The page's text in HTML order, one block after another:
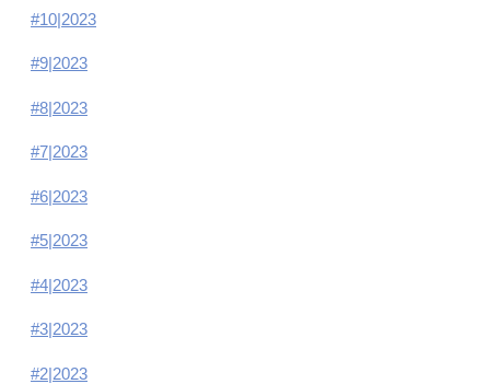
#10|2023
#9|2023
#8|2023
#7|2023
#6|2023
#5|2023
#4|2023
#3|2023
#2|2023